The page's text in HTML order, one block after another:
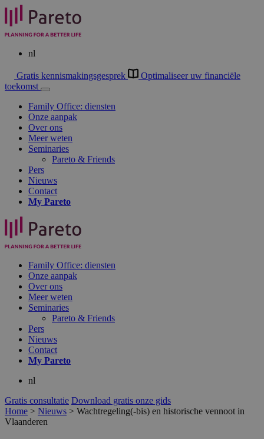
nl
Gratis kennismakingsgesprek
Optimaliseer uw financiële
toekomst
Family Office: diensten
Onze aanpak
Over ons
Meer weten
Seminaries
Pareto & Friends
Pers
Nieuws
Contact
My Pareto
Family Office: diensten
Onze aanpak
Over ons
Meer weten
Seminaries
Pareto & Friends
Pers
Nieuws
Contact
My Pareto
nl
Gratis consultatie Download gratis onze gids
Home > Nieuws > Wachtregeling(-bis) en historische vennoot in
Vlaanderen